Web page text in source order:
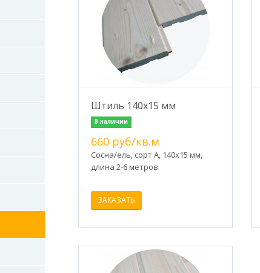
Штиль 140х15 мм
В наличии
660 руб/кв.м
Сосна/ель, сорт А, 140х15 мм,
длина 2-6 метров
ЗАКАЗАТЬ